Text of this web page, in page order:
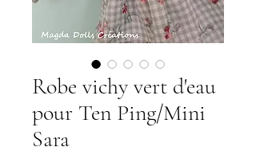
Robe vichy vert d'eau
pour Ten Ping/Mini
Sara